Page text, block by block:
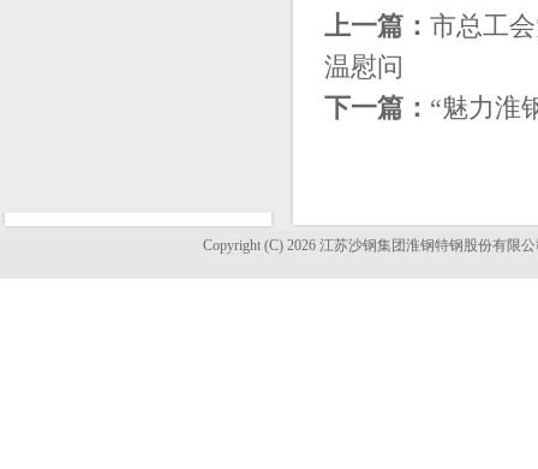
上一篇： 市总工
温慰问
下一篇： “魅力淮
Copyright (C) 2026 江苏沙钢集团淮钢特钢股份有限